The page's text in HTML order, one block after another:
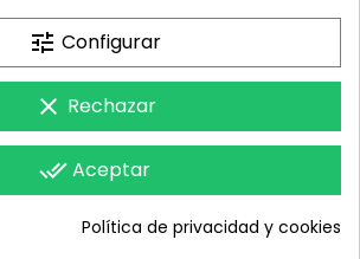
libre.
de
de
una
tune Configurar
clear Rechazar
done_allAceptar
Política de privacidad y cookies